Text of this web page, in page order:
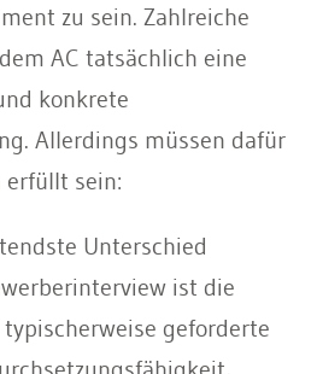
zu sein. Zahlreiche
AC tatsächlich eine
konkrete
Allerdings müssen dafür
erfüllt sein:
Unterschied
ist die
geforderte